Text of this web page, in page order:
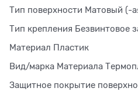
Тип поверхности Матовый (-
Тип крепления Безвинтовое
Материал Пластик
Вид/марка Материала
Защитное покрытие